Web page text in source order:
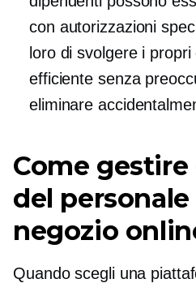
con autorizzazioni
loro di svolgere i
efficiente senza
eliminare
Come
del
negozio
Quando scegli una